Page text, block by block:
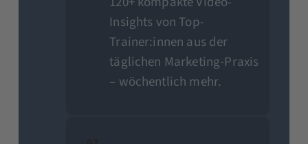
Insights von Top-
Trainer:innen aus der
täglichen Marketing-Praxis
– wöchentlich mehr.